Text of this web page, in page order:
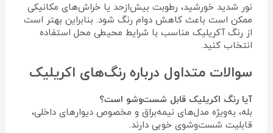
نور شدید خورشید، رطوبت بیش‌ازحد یا خراش‌های مکانیکی
ممکن است باعث کاهش دوام رنگ شود. بنابراین بهتر است
از رنگ آکریلیک مناسب با شرایط محیطی محل استفاده
انتخاب کنید.
سوالات متداول درباره رنگ‌های اکریلیک
آیا رنگ اکریلیک قابل شست‌وشو است؟
بله، به‌ویژه مدل‌های نیمه‌براق و مخصوص دیوارهای داخلی،
قابلیت شست‌وشوی خوبی دارند.